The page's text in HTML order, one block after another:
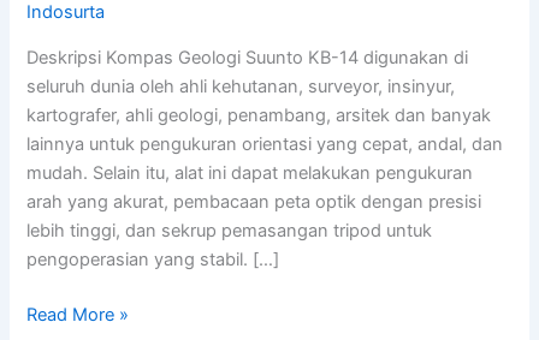
Indosurta
Deskripsi Kompas Geologi Suunto KB-14 digunakan di
seluruh dunia oleh ahli kehutanan, surveyor, insinyur,
kartografer, ahli geologi, penambang, arsitek dan banyak
lainnya untuk pengukuran orientasi yang cepat, andal, dan
mudah. Selain itu, alat ini dapat melakukan pengukuran
arah yang akurat, pembacaan peta optik dengan presisi
lebih tinggi, dan sekrup pemasangan tripod untuk
pengoperasian yang stabil. […]
Read More »